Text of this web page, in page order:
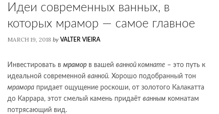
Идеи современных ванных, в
которых мрамор — самое главное
MARCH 19, 2018 by VALTER VIEIRA
Инвестировать в мрамор в вашей ванной комнате – это путь к
идеальной современной ванной. Хорошо подобранный тон
мрамора придает ощущение роскоши, от золотого Калакатта
до Каррара, этот смелый камень придаёт ванным комнатам
потрясающий вид.